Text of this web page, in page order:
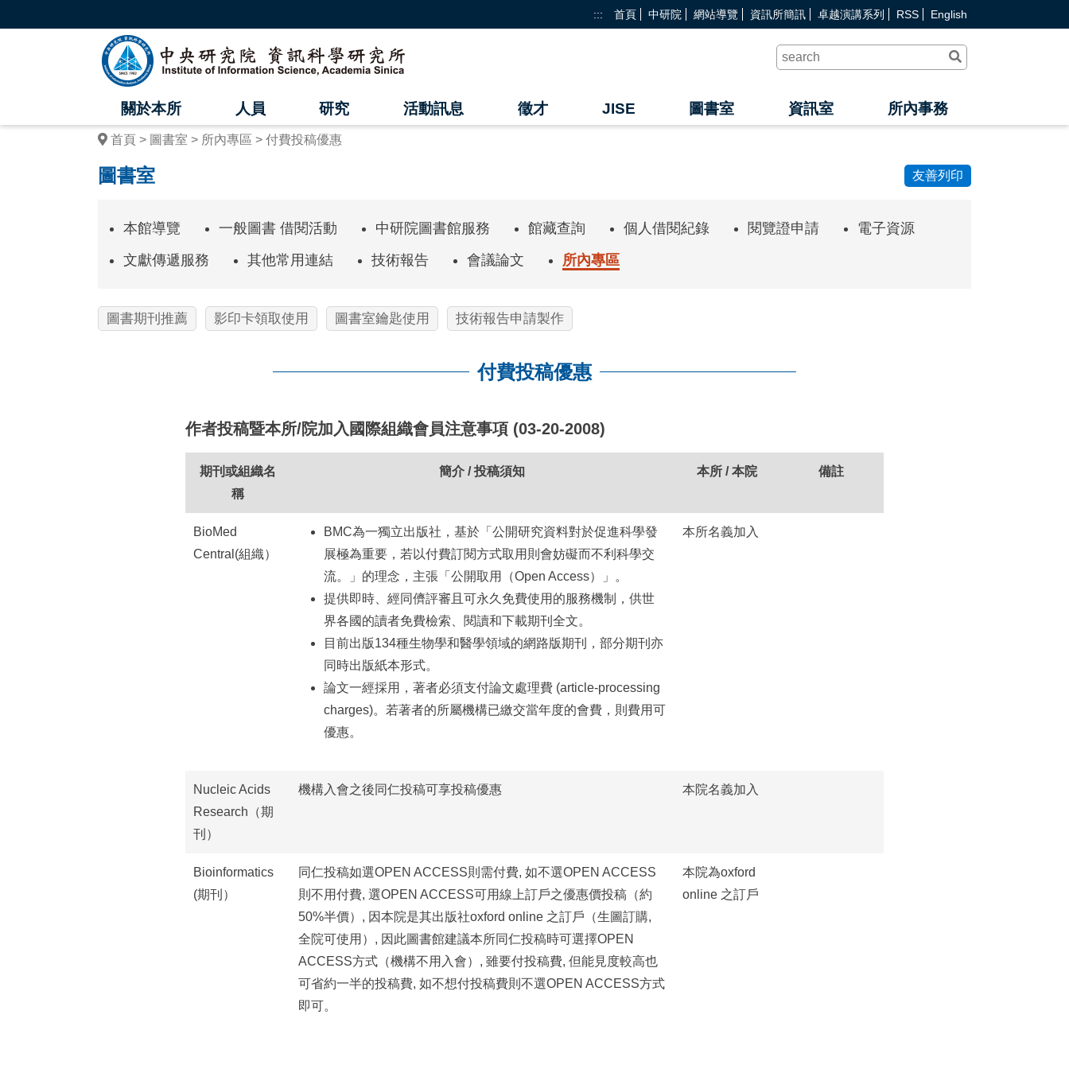
::: 首頁 中研院 網站導覽 資訊所簡訊 卓越演講系列 RSS English
中
央
研
究
資
學
研
究
出
關於本所 人員 研究 活動訊息 徵才 JISE 圖書室 資訊室 所內事務
首頁 圖書室 所內專區 付費投稿優惠
圖書室 友善列印
本館導覽 一般圖書 借閱活動 中研院圖書館服務 館藏查詢 個人借閱紀錄 閱覽證申請
電子資源
文獻傳遞服務
其他常用連結 技術報告 會議論文 所內專區
圖書期刊推薦 影印卡領取使用 圖書室鑰匙使用 技術報告申請製作
付費投稿優惠
作者投稿暨本所/院加入國際組織會員注意事項 (03-20-2008)
期刊或組織名
稱
簡介 / 投稿須知 本所 / 本院 備註
BioMed
Central(組織）
BMC為一獨立出版社，基於「公開研究資料對於促進科學發
展極為重要，若以付費訂閱方式取用則會妨礙而不利科學交
流。」的理念，主張「公開取用（Open Access）」。
提供即時、經同儕評審且可永久免費使用的服務機制，供世
界各國的讀者免費檢索、閱讀和下載期刊全文。
目前出版134種生物學和醫學領域的網路版期刊，部分期刊亦
同時出版紙本形式。
論文一經採用，著者必須支付論文處理費(article-processing
charges)。若著者的所屬機構已繳交當年度的會費，則費用可
優惠。
本所名義加入
Nucleic Acids
Research（期
刊）
機構入會之後同仁投稿可享投稿優惠 本院名義加入
Bioinformatics
(期刊）
同仁投稿如選OPEN ACCESS則需付費, 如不選OPEN ACCESS
則不用付費, 選OPEN ACCESS可用線上訂戶之優惠價投稿（約
50%半價）, 因本院是其出版社oxford online 之訂戶（生圖訂購,
全院可使用）, 因此圖書館建議本所同仁投稿時可選擇OPEN
ACCESS方式（機構不用入會）, 雖要付投稿費, 但能見度較高也
可省約一半的投稿費, 如不想付投稿費則不選OPEN ACCESS方式
即可。
本院為oxford
online 之訂戶